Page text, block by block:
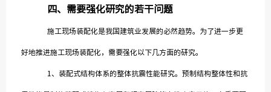
四、 需要强化研究的若干问题
施工现场装配化是我国建筑业发展的必然趋势。为了进一步更
好地推进施工现场装配化，需要强化以下几方面的研究。
1、装配式结构体系的整体抗震性能研究。预制结构整体性和抗